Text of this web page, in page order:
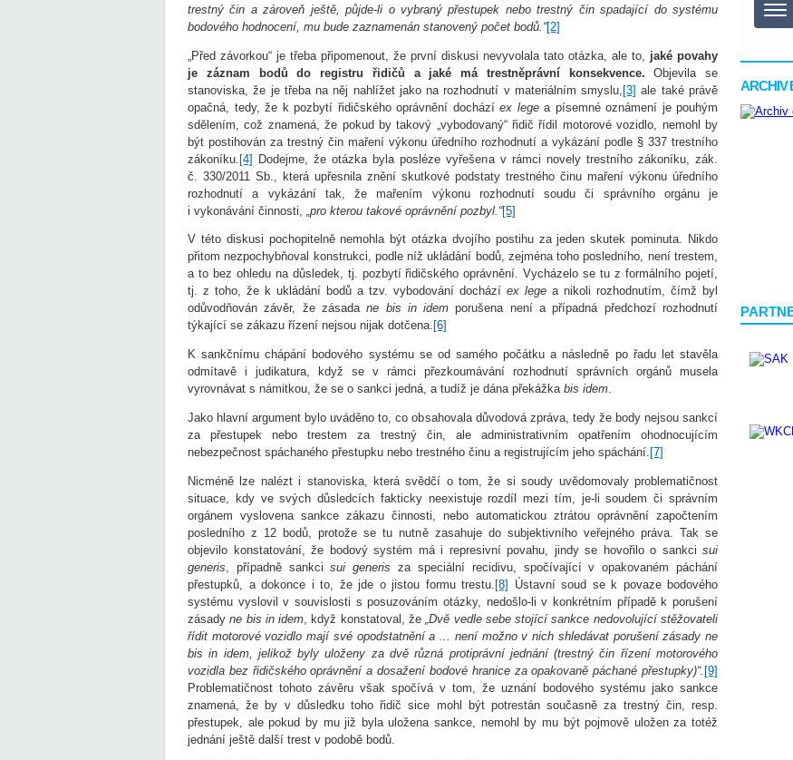
ARCHIV
trestný čin a zároveň ještě, půjde-li o vybraný přestupek nebo trestný čin spadající do systému
bodového hodnocení, mu bude zaznamenán stanovený počet bodů.“[2]
„Před závorkou“ je třeba připomenout, že první diskusi nevyvolala tato otázka, ale to, jaké povahy
je záznam bodů do registru řidičů a jaké má trestněprávní konsekvence. Objevila se
stanoviska, že je třeba na něj nahlížet jako na rozhodnutí v materiálním smyslu, [3] ale také právě
opačná, tedy, že k pozbytí řidičského oprávnění dochází ex legea písemné oznámení je pouhým
sdělením, což znamená, že pokud by takový „vybodovaný“ řidič řídil motorové vozidlo, nemohl by
být postihován za trestný čin maření výkonu úředního rozhodnutí a vykázání podle § 337 trestního
zákoníku. [4] Dodejme, že otázka byla posléze vyřešena v rámci novely trestního zákoníku, zák.
č. 330/2011 Sb., která upřesnila znění skutkové podstaty trestného činu maření výkonu úředního
rozhodnutí a vykázání tak, že mařením výkonu rozhodnutí soudu či správního orgánu je
i vykonávání činnosti,
„pro kterou takové oprávnění pozbyl.“[5]
V této diskusi pochopitelně nemohla být otázka dvojího postihu za jeden skutek pominuta. Nikdo
přitom nezpochybňoval konstrukci, podle níž ukládání bodů, zejména toho posledního, není trestem,
a to bez ohledu na důsledek, tj. pozbytí řidičského oprávnění. Vycházelo se tu z formálního pojetí,
tj. z toho, že k ukládání bodů a tzv. vybodování dochází ex lege a nikoli rozhodnutím, čímž byl
odůvodňován závěr, že zásadane bis in idem porušena není a případná předchozí rozhodnutí
týkající se zákazu řízení nejsou nijak dotčena. [6]
K sankčnímu chápání bodového systému se od samého počátku a následně po řadu let stavěla
odmítavě i judikatura, když se v rámci přezkoumávání rozhodnutí správních orgánů musela
vyrovnávat s námitkou, že se o sankci jedná, a tudíž je dána překážka bis idem.
Jako hlavní argument bylo uváděno to, co obsahovala důvodová zpráva, tedy že body nejsou sankcí
za přestupek nebo trestem za trestný čin, ale administrativním opatřením ohodnocujícím
nebezpečnost spáchaného přestupku nebo trestného činu a registrujícím jeho spáchání. [7]
Nicméně lze nalézt i stanoviska, která svědčí o tom, že si soudy uvědomovaly problematičnost
situace, kdy ve svých důsledcích fakticky neexistuje rozdíl mezi tím, je-li soudem či správním
orgánem vyslovena sankce zákazu činnosti, nebo automatickou ztrátou oprávnění započtením
posledního z 12 bodů, protože se tu nutně zasahuje do subjektivního veřejného práva. Tak se
objevilo konstatování, že bodový systém má i represivní povahu, jindy se hovořilo o sankci sui
generis , případně sankcisui generis za speciální recidivu, spočívající v opakovaném páchání
přestupků, a dokonce i to, že jde o jistou formu trestu. [8]
Ústavní soud se k povaze bodového
systému vyslovil v souvislosti s posuzováním otázky, nedošlo-li v konkrétním případě k porušení
zásadyne bis in idem , když konstatoval, že „Dvě vedle sebe stojící sankce nedovolující stěžovateli
řídit motorové vozidlo mají své opodstatnění a ... není možno v nich shledávat porušení zásady ne
bis in idem, jelikož byly uloženy za dvě různá protiprávní jednání (trestný čin řízení motorového
vozidla bez řidičského oprávnění a dosažení bodové hranice za opakovaně páchané přestupky)“. [9]
Problematičnost tohoto závěru však spočívá v tom, že uznání bodového systému jako sankce
znamená, že by v důsledku toho řidič sice mohl být potrestán současně za trestný čin, resp.
přestupek, ale pokud by mu již byla uložena sankce, nemohl by mu být pojmově uložen za totéž
jednání ještě další trest v podobě bodů.